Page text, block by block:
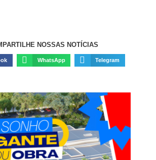
NOSSAS NOTÍCIAS
WhatsApp Telegram